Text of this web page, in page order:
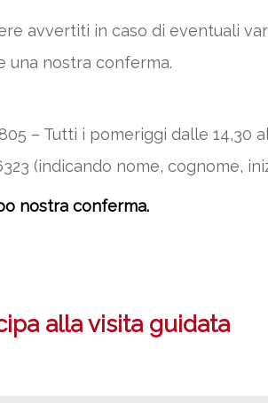
avvertiti in caso di eventuali
una nostra conferma.
– Tutti i pomeriggi dalle 14,30
(indicando nome, cognome,
nostra conferma.
alla visita guidata